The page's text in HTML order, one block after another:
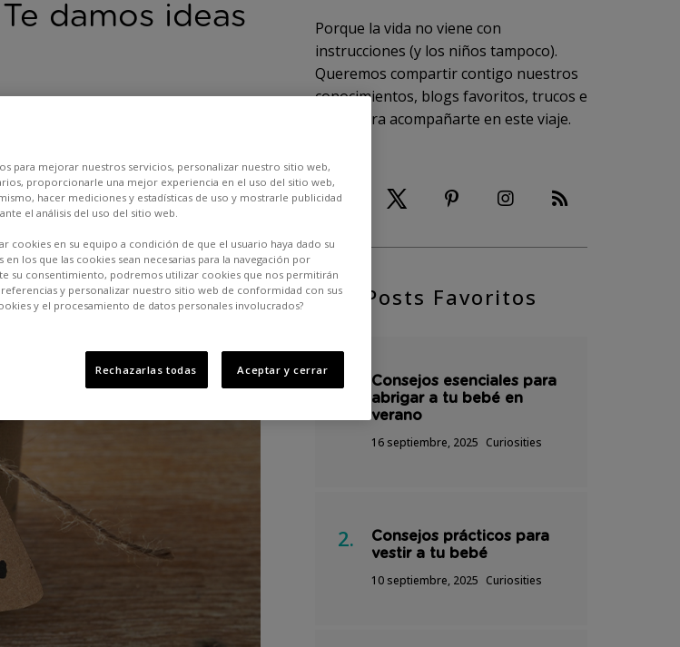
damos ideas
Porque la vida no viene con
instrucciones (y los niños tampoco).
Queremos compartir contigo nuestros
conocimientos, blogs favoritos, trucos e
ideas para acompañarte en este viaje.
Posts Favoritos
Consejos esenciales para
abrigar a tu bebé en
verano
16 septiembre, 2025 Curiosities
Consejos prácticos para
vestir a tu bebé
10 septiembre, 2025 Curiosities
para mejorar nuestros servicios, personalizar nuestro sitio web,
proporcionarle una mejor experiencia en el uso del sitio web,
hacer mediciones y estadísticas de uso y mostrarle publicidad
el análisis del uso del sitio web.
cookies en su equipo a condición de que el usuario haya dado su
los que las cookies sean necesarias para la navegación por
su consentimiento, podremos utilizar cookies que nos permitirán
y personalizar nuestro sitio web de conformidad con sus
y el procesamiento de datos personales involucrados?
Rechazarlas todas Aceptar y cerrar